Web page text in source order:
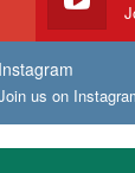
Instagram
us on